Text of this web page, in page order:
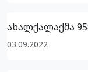
ახალქალაქმა
03.09.2022